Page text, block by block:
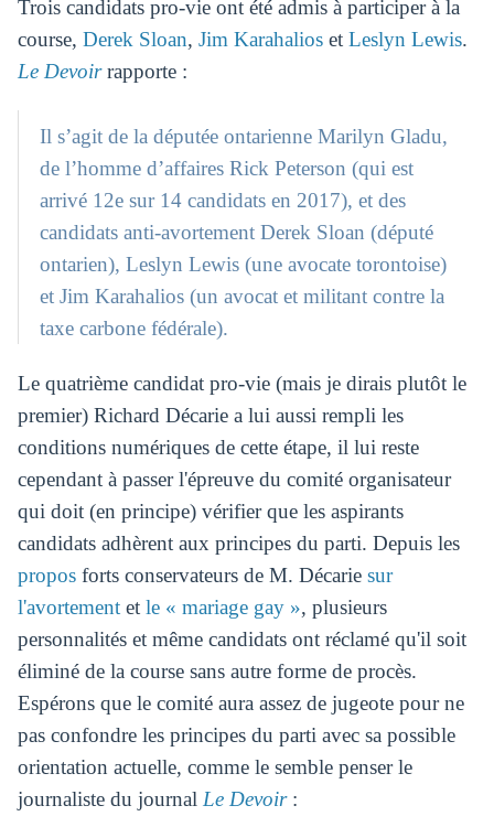
Trois candidats pro-vie ont été admis à participer à la
course, Derek Sloan, Jim Karahalioset Leslyn Lewis.
Le Devoir rapporte :
Il s’agit de la députée ontarienne Marilyn Gladu,
de l’homme d’affaires Rick Peterson (qui est
arrivé 12e sur 14 candidats en 2017), et des
candidats anti-avortement Derek Sloan (député
ontarien), Leslyn Lewis (une avocate torontoise)
et Jim Karahalios (un avocat et militant contre la
taxe carbone fédérale).
Le quatrième candidat pro-vie (mais je dirais plutôt le
premier) Richard Décarie a lui aussi rempli les
conditions numériques de cette étape, il lui reste
cependant à passer l'épreuve du comité organisateur
qui doit (en principe) vérifier que les aspirants
candidats adhèrent aux principes du parti. Depuis les
proposforts conservateurs de M. Décarie sur
l'avortementetle « mariage gay », plusieurs
personnalités et même candidats ont réclamé qu'il soit
éliminé de la course sans autre forme de procès.
Espérons que le comité aura assez de jugeote pour ne
pas confondre les principes du parti avec sa possible
orientation actuelle, comme le semble penser le
journaliste du journal Le Devoir :